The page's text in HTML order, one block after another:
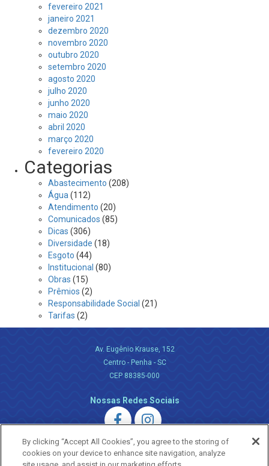
fevereiro 2021
janeiro 2021
dezembro 2020
novembro 2020
outubro 2020
setembro 2020
agosto 2020
julho 2020
junho 2020
maio 2020
abril 2020
março 2020
fevereiro 2020
Categorias
Abastecimento (208)
Água (112)
Atendimento (20)
Comunicados (85)
Dicas (306)
Diversidade (18)
Esgoto (44)
Institucional (80)
Obras (15)
Prêmios (2)
Responsabilidade Social (21)
Tarifas (2)
Av. Eugênio Krause, 152
Centro - Penha - SC
CEP 88385-000
Nossas Redes Sociais
By clicking “Accept All Cookies”, you agree to the storing of
cookies on your device to enhance site navigation, analyze